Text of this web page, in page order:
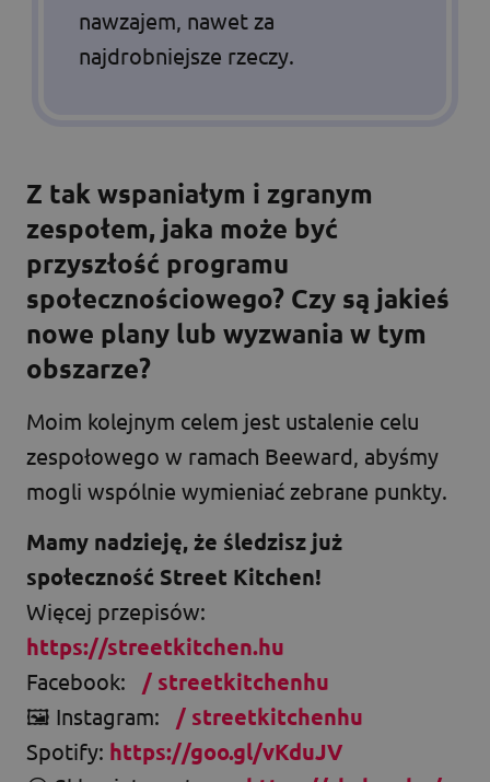
nawzajem, nawet za
najdrobniejsze rzeczy.
Z tak wspaniałym i zgranym
zespołem, jaka może być
przyszłość programu
społecznościowego? Czy są jakieś
nowe plany lub wyzwania w tym
obszarze?
Moim kolejnym celem jest ustalenie celu
zespołowego w ramach Beeward, abyśmy
mogli wspólnie wymieniać zebrane punkty.
Mamy nadzieję, że śledzisz już
społeczność Street Kitchen!
Więcej przepisów:
https://streetkitchen.hu
Facebook: / streetkitchenhu
🖼️ Instagram: / streetkitchenhu
Spotify: https://goo.gl/vKduJV